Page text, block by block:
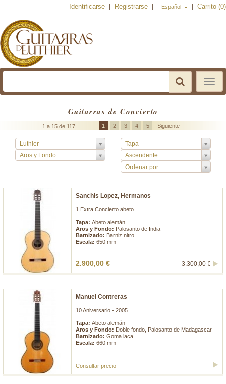
Identificarse Registrarse Español Carrito (0)
Toggle
Guitarras de Concierto
1 a 15 de 117 1 2 3 4 5 Siguiente
Luthier
Tapa
Aros y Fondo
Ascendente
Ordenar por
Sanchis Lopez, Hermanos
1 Extra Concierto abeto
Tapa: Abeto alemán
Aros y Fondo: Palosanto de India
Barnizado: Barniz nitro
Escala: 650 mm
3.300,00 €
2.900,00 €
Manuel Contreras
10 Aniversario - 2005
Tapa: Abeto alemán
Aros y Fondo: Doble fondo, Palosanto de Madagascar
Barnizado: Goma laca
Escala: 660 mm
Consultar precio